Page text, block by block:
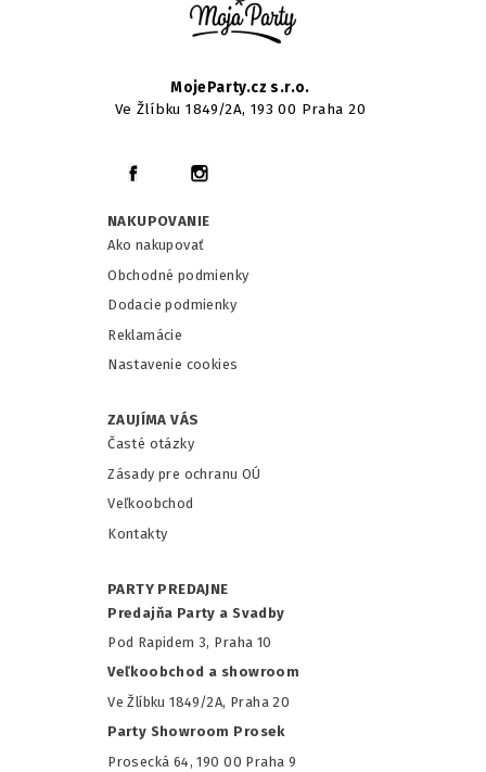
MojeParty.cz s.r.o.
Ve Žlíbku 1849/2A, 193 00 Praha 20
NAKUPOVANIE
Ako nakupovať
Obchodné podmienky
Dodacie podmienky
Reklamácie
Nastavenie cookies
ZAUJÍMA VÁS
Časté otázky
Zásady pre ochranu OÚ
Veľkoobchod
Kontakty
PARTY PREDAJNE
Predajňa Party a Svadby
Pod Rapidem 3, Praha 10
Veľkoobchod a showroom
Ve Žlíbku 1849/2A, Praha 20
Party Showroom Prosek
Prosecká 64, 190 00 Praha 9